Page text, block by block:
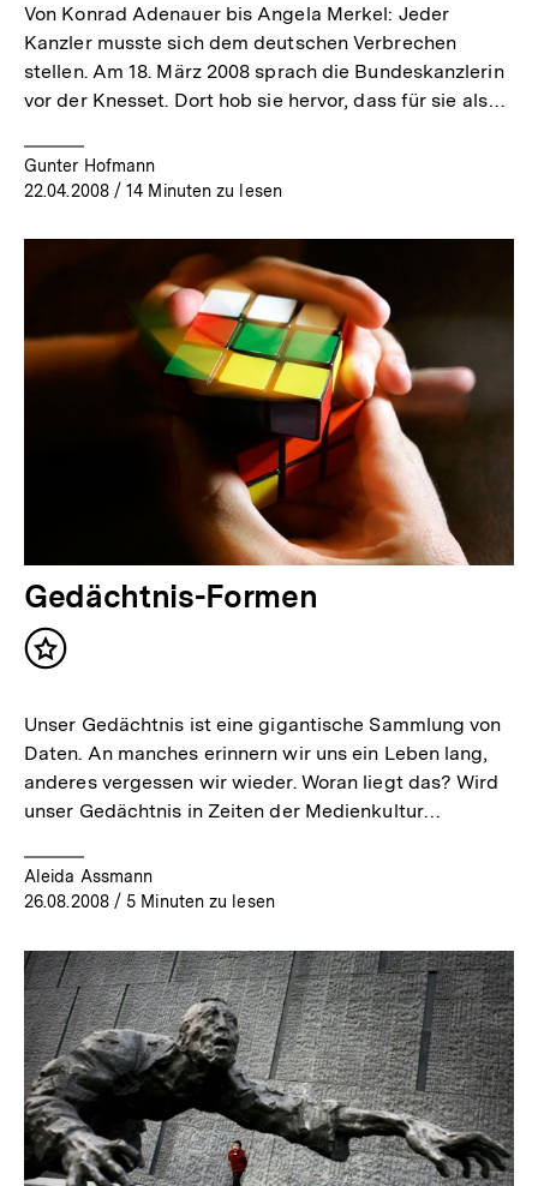
Von Konrad Adenauer bis Angela Merkel: Jeder
Kanzler musste sich dem deutschen Verbrechen
stellen. Am 18. März 2008 sprach die Bundeskanzlerin
vor der Knesset. Dort hob sie hervor, dass für sie als…
Gunter Hofmann
22.04.2008/ 14 Minuten zu lesen
Gedächtnis-Formen
Inhalt
Unser Gedächtnis ist eine gigantische Sammlung von
Daten. An manches erinnern wir uns ein Leben lang,
anderes vergessen wir wieder. Woran liegt das? Wird
unser Gedächtnis in Zeiten der Medienkultur…
Aleida Assmann
26.08.2008/ 5 Minuten zu lesen